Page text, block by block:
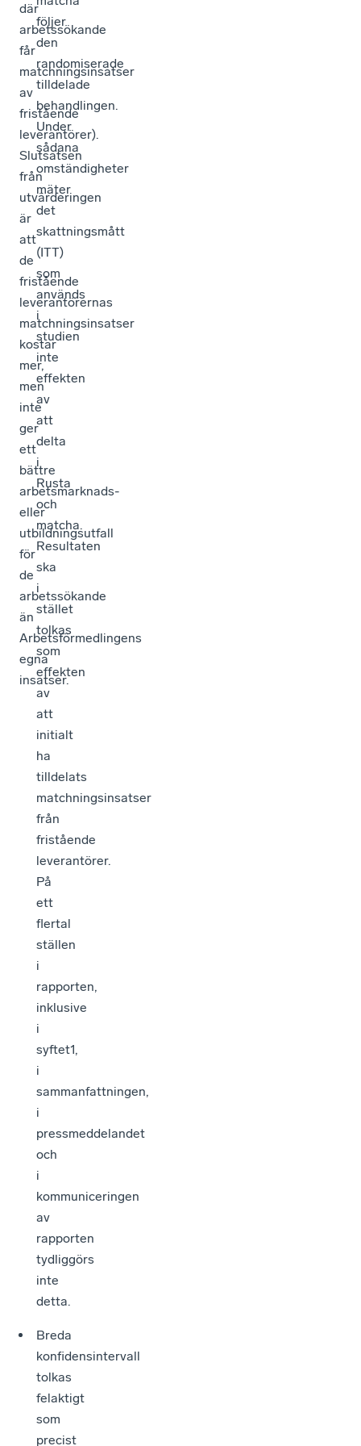
där
arbetssökande
får
matchningsinsatser
av
fristående
leverantörer).
Slutsatsen
från
utvärderingen
är
att
de
fristående
leverantörernas
matchningsinsatser
kostar
mer,
men
inte
ger
ett
bättre
arbetsmarknads-
eller
utbildningsutfall
för
de
arbetssökande
än
Arbetsförmedlingens
egna
insatser.
följer
den
randomiserade
tilldelade
behandlingen.
Under
sådana
omständigheter
mäter
det
skattningsmått
(ITT)
som
används
i
studien
inte
effekten
av
att
delta
i
Rusta
och
matcha.
Resultaten
ska
i
stället
tolkas
som
effekten
av
att
initialt
ha
tilldelats
matchningsinsatser
från
fristående
leverantörer.
På
ett
flertal
ställen
i
rapporten,
inklusive
i
syftet1,
i
sammanfattningen,
i
pressmeddelandet
och
i
kommuniceringen
av
rapporten
tydliggörs
inte
detta.
Breda
konfidensintervall
tolkas
felaktigt
som
precist